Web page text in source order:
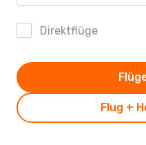
Direktflüge
Flug +